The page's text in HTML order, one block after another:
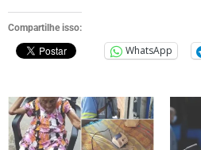
Compartilhe isso:
WhatsApp